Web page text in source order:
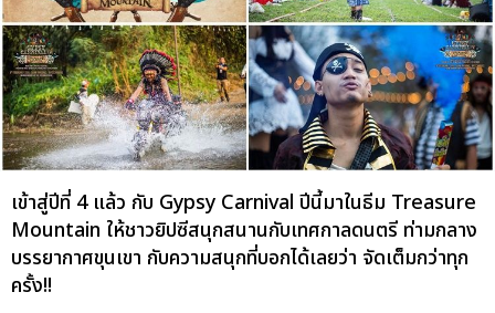
เข้าสู่ปีที่ 4 แล้ว กับ Gypsy Carnival ปีนี้มาในธีม Treasure
Mountain ให้ชาวยิปซีสนุกสนานกับเทศกาลดนตรี ท่ามกลาง
บรรยากาศขุนเขา กับความสนุกที่บอกได้เลยว่า จัดเต็มกว่าทุก
ครั้ง!!